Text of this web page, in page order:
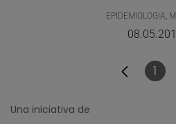
EPIDEMIOLOGIA
1
Una iniciativa de